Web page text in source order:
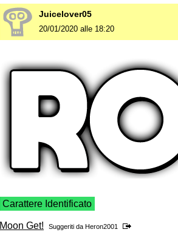
Juicelover05
20/01/2020 alle 18:20
Carattere Identificato
Moon Get! Suggeriti da Heron2001